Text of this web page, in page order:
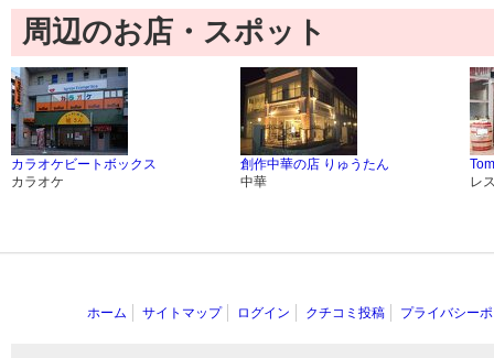
周辺のお店・スポット
カラオケビートボックス
カラオケ
創作中華の店 りゅうたん
中華
レ
ホーム サイトマップ ログイン クチコミ投稿 プライバシー